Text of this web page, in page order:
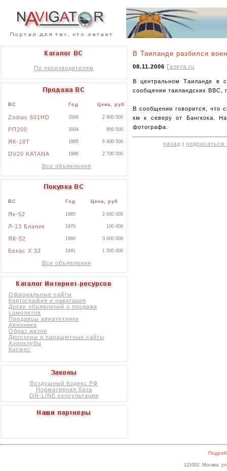
По производителям
ВС Год Цена, руб
Zodiac 601HD 2009 2 900 000
РП200 2004 850 000
ЯК-18Т 1995 6 400 000
DV20 KATANA 1996 2 700 000
Все объявления
ВС Год Цена, руб
Як-52 1985 2 000 000
Л-13 Бланик 1970 100 000
ЯК-52 1980 3 000 000
Бекас X 32 1941 1 500 000
Все объявления
Официальные сайты
Картография и навигация
Доски объявлений о продаже
самолетов
Продавцы авиатехники
Авионика
Образ жизни
Дропзоны и парашютные сайты
Аэроклубы
Космос
Воздушный Кодекс РФ
Нормативная база
ON-LINE консультации
В Таиланде разбился
08.11.2006 Газета.ru
В центральном Таиланде в
сообщении таиландских ВВС,
В сообщении говорится, что
км к северу от Бангкока.
фотографа.
назад подписаться
121002, Москва,